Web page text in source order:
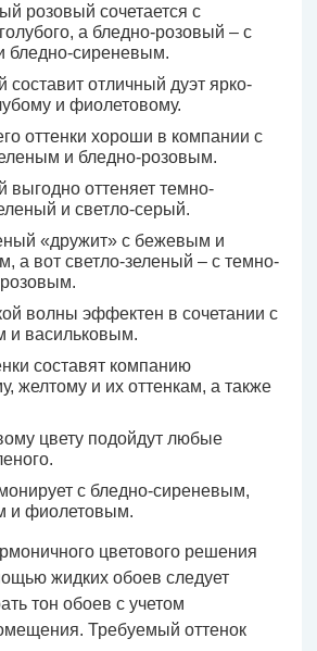
розовый сочетается с
а бледно-розовый – с
бледно-сиреневым.
отличный дуэт ярко-
и фиолетовому.
оттенки хороши в компании с
и бледно-розовым.
выгодно оттеняет темно-
и светло-серый.
«дружит» с бежевым и
а вот светло-зеленый – с темно-
волны эффектен в сочетании с
и васильковым.
составят компанию
желтому и их оттенкам, а также
цвету подойдут любые
с бледно-сиреневым,
и фиолетовым.
цветового решения
жидких обоев следует
тон обоев с учетом
Требуемый оттенок